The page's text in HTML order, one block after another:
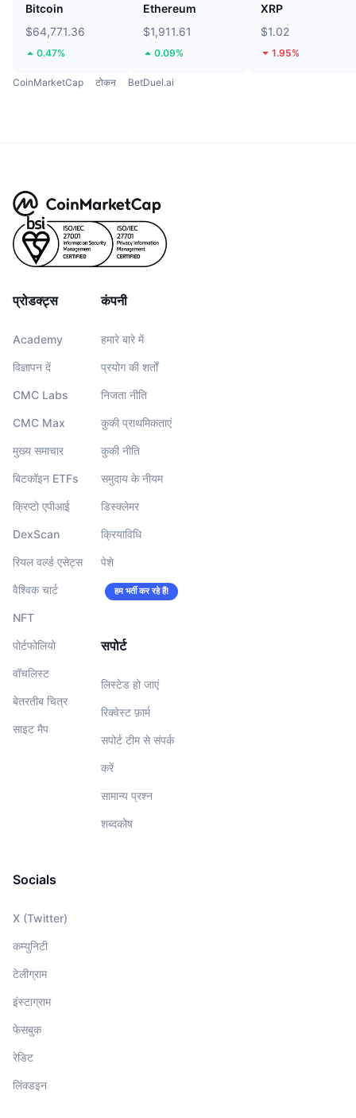
Bitcoin
$64,771.36
0.47%
Ethereum
$1,911.61
0.09%
XRP
$1.02
1.95%
CoinMarketCap टोकन BetDuel.ai
प्रोडक्ट्स
Academy
विज्ञापन दें
CMC Labs
CMC Max
मुख्य समाचार
बिटकॉइन ETFs
क्रिप्टो एपीआई
DexScan
रियल वर्ल्ड एसेट्स
वैश्विक चार्ट
NFT
पोर्टफोलियो
वॉचलिस्‍ट
बेतरतीब चित्र
साइट मैप
कंपनी
हमारे बारे में
प्रयोग की शर्तों
निजता नीति
कुकी प्राथमिकताएं
कुकी नीति
समुदाय के नीयम
डिस्क्लेमर
क्रियाविधि
पेशे
हम भर्ती कर रहे हैं!
सपोर्ट
लिस्टेड हो जाएं
रिक्वेस्ट फ़ार्म
सपोर्ट टीम से संपर्क
करें
सामान्य प्रश्न
शब्दकोष
Socials
X (Twitter)
कम्युनिटी
टेलीग्राम
इंस्टाग्राम
फेसबुक
रेडिट
लिंक्डइन